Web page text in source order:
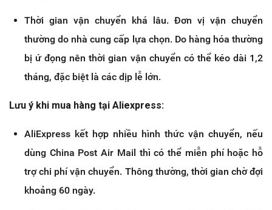
Thời gian vận chuyển khá lâu. Đơn vị vận chuyển
thường do nhà cung cấp lựa chọn. Do hàng hóa thường
bị ứ đọng nên thời gian vận chuyển có thể kéo dài 1,2
tháng, đặc biệt là các dịp lễ lớn.
Lưu ý khi mua hàng tại Aliexpress:
AliExpress kết hợp nhiều hình thức vận chuyển, nếu
dùng China Post Air Mail thì có thể miễn phí hoặc hỗ
trợ chi phí vận chuyển. Thông thường, thời gian chờ đợi
khoảng 60 ngày.